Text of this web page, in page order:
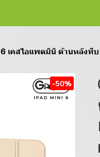
6 เคสไอแพดมินิ ด้านหลัง
-50%